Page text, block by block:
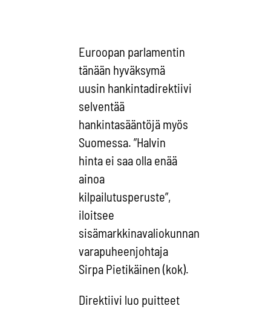
Euroopan parlamentin
tänään hyväksymä
uusin hankintadirektiivi
selventää
hankintasääntöjä myös
Suomessa. ”Halvin
hinta ei saa olla enää
ainoa
kilpailutusperuste”,
iloitsee
sisämarkkinavaliokunnan
varapuheenjohtaja
Sirpa Pietikäinen (kok).
Direktiivi luo puitteet